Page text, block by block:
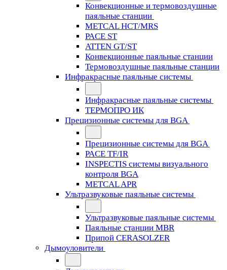
Конвекционные и термовоздушные
паяльные станции
METCAL HCT/MRS
PACE ST
ATTEN GT/ST
Конвекционные паяльные станции
Термовоздушные паяльные станции
Инфракрасные паяльные системы
Инфракрасные паяльные системы
ТЕРМОПРО ИК
Прецизионные системы для BGA
Прецизионные системы для BGA
PACE TF/IR
INSPECTIS системы визуального
контроля BGA
METCAL APR
Ультразвуковые паяльные системы
Ультразвуковые паяльные системы
Паяльные станции MBR
Припой CERASOLZER
Дымоуловители